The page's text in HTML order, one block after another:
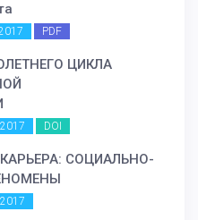
PDF
ЦИКЛА
2017 DOI
СОЦИАЛЬНО-
2017